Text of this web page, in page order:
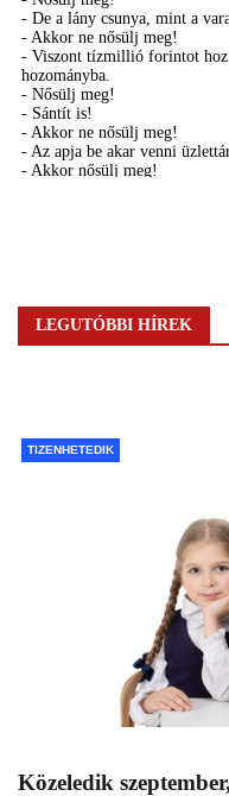
LEGUTÓBBI HÍREK
TIZENHETEDIK
Közeledik